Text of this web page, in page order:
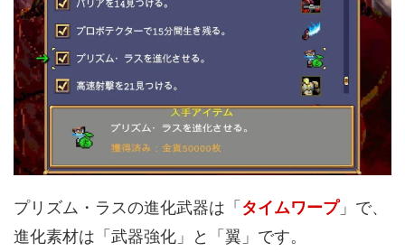
プリズム・ラスの進化武器は「 タイムワープ」で、
進化素材は「武器強化」と「翼」です。